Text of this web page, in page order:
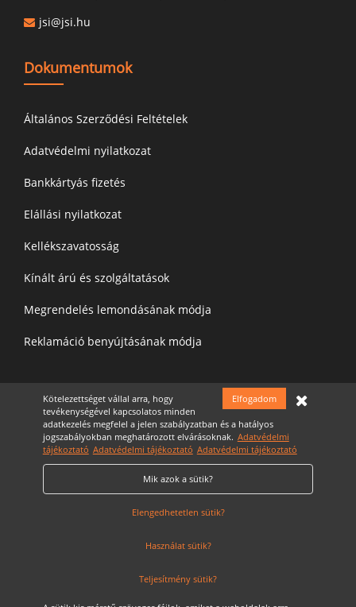
jsi@jsi.hu
Dokumentumok
Általános Szerződési Feltételek
Adatvédelmi nyilatkozat
Bankkártyás fizetés
Elállási nyilatkozat
Kellékszavatosság
Kínált árú és szolgáltatások
Megrendelés lemondásának módja
Reklamáció benyújtásának módja
Felíratkozás a hírelevélre
Adatvédelmi nyilatkozatot
Elfogadom
Kötelezettséget vállal arra, hogy
tevékenységével kapcsolatos minden
adatkezelés megfelel a jelen szabályzatban és a hatályos
jogszabályokban meghatározott elvárásoknak. Adatvédelmi
tájékoztató Adatvédelmi tájékoztató Adatvédelmi tájékoztató
Mik azok a sütik?
Elengedhetetlen sütik?
Használat sütik?
Teljesítmény sütik?